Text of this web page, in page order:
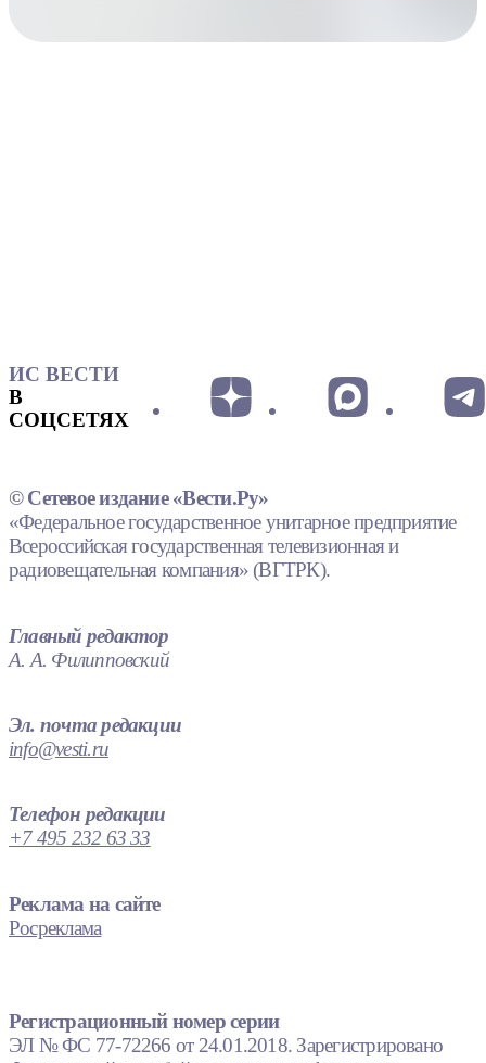
ИС ВЕСТИ
В
СОЦСЕТЯХ
© Сетевое издание «Вести.Ру»
«Федеральное государственное унитарное предприятие
Всероссийская государственная телевизионная и
радиовещательная компания» (ВГТРК).
Главный редактор
А. А. Филипповский
Эл. почта редакции
info@vesti.ru
Телефон редакции
+7 495 232 63 33
Реклама на сайте
Росреклама
Регистрационный номер серии
ЭЛ № ФС 77-72266 от 24.01.2018. Зарегистрировано